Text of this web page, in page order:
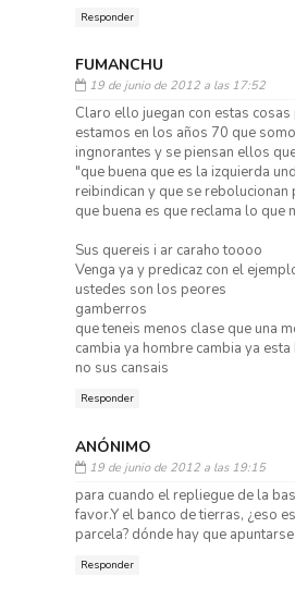
Responder
FUMANCHU
19 de junio de 2012 a las 17:52
Claro ello juegan con estas
estamos en los años 70 que
ingnorantes y se piensan ellos
"que buena que es la izquierda
reibindican y que se
que buena es que reclama lo que
Sus quereis i ar caraho toooo
Venga ya y predicaz con el
ustedes son los peores
gamberros
que teneis menos clase que una
cambia ya hombre cambia ya esta
no sus cansais
Responder
ANÓNIMO
19 de junio de 2012 a las 19:15
para cuando el repliegue de la
favor.Y el banco de tierras, ¿eso
parcela? dónde hay que apuntarse
Responder